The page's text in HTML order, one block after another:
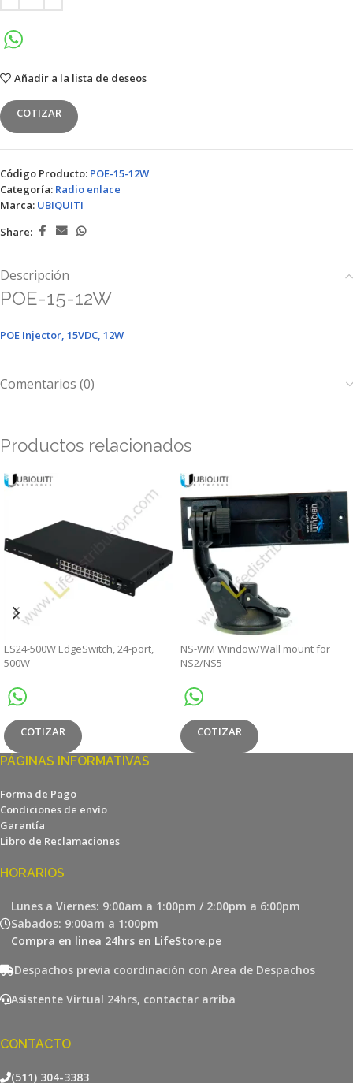
Añadir a la lista de deseos
COTIZAR
Código Producto: POE-15-12W
Categoría: Radio enlace
Marca: UBIQUITI
Share:
Descripción
POE-15-12W
POE Injector, 15VDC, 12W
Comentarios (0)
Productos relacionados
ES24-500W EdgeSwitch, 24-port,
500W
COTIZAR
NS-WM Window/Wall mount for
NS2/NS5
COTIZAR
PÁGINAS INFORMATIVAS
Forma de Pago
Condiciones de envío
Garantía
Libro de Reclamaciones
HORARIOS
Lunes a Viernes: 9:00am a 1:00pm / 2:00pm a 6:00pm
Sabados: 9:00am a 1:00pm
Compra en linea 24hrs en LifeStore.pe
Despachos previa coordinación con Area de Despachos
Asistente Virtual 24hrs, contactar arriba
CONTACTO
(511) 304-3383